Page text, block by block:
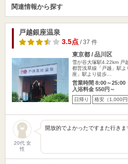
関連情報から探す
戸越銀座温泉
3.5点/ 37 件
東京都 / 品川区
雪が谷大塚駅4.22km 戸
都営浅草線「戸越」駅
座」駅より徒歩…
営業時間 8:00～25:00
入浴料金 550円～
日帰り 格安（1,000円
20代 女
性
開放的でよかったですまた行きま